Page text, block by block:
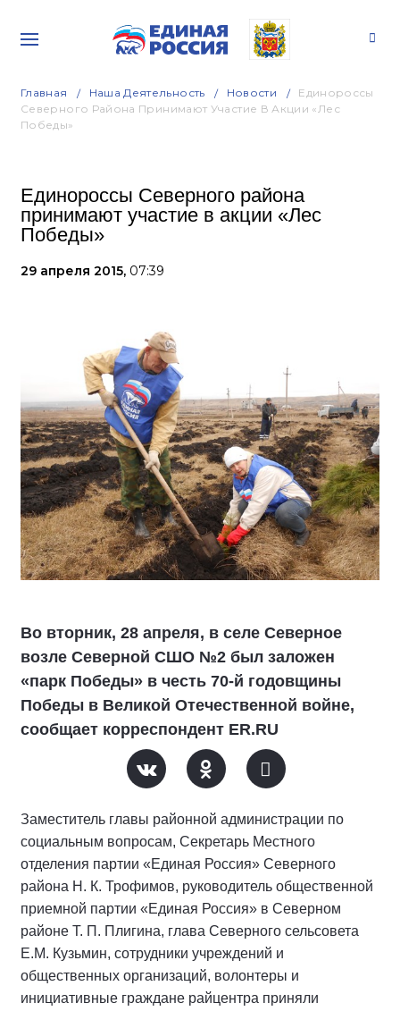
Главная Наша Деятельность Новости
Единороссы
Северного Района Принимают Участие В Акции «Лес
Победы»
Единороссы Северного района
принимают участие в акции «Лес
Победы»
29 апреля 2015, 07:39
Во вторник, 28 апреля, в селе Северное
возле Северной СШО №2 был заложен
«парк Победы» в честь 70-й годовщины
Победы в Великой Отечественной войне,
сообщает корреспондент ER.RU
Заместитель главы районной администрации по
социальным вопросам, Секретарь Местного
отделения партии «Единая Россия» Северного
района Н. К. Трофимов, руководитель общественной
приемной партии «Единая Россия» в Северном
районе Т. П. Плигина, глава Северного сельсовета
Е.М. Кузьмин, сотрудники учреждений и
общественных организаций, волонтеры и
инициативные граждане райцентра приняли